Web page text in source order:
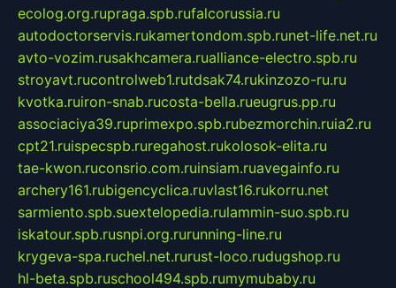
ecolog.org.rupraga.spb.rufalcorussia.ru
autodoctorservis.rukamertondom.spb.runet-life.net.ru
avto-vozim.rusakhcamera.rualliance-electro.spb.ru
stroyavt.rucontrolweb1.rutdsak74.rukinzozo-ru.ru
kvotka.ruiron-snab.rucosta-bella.rueugrus.pp.ru
associaciya39.ruprimexpo.spb.rubezmorchin.ruia2.ru
cpt21.ruispecspb.ruregahost.rukolosok-elita.ru
tae-kwon.ruconsrio.com.ruinsiam.ruavegainfo.ru
archery161.rubigencyclica.ruvlast16.rukorru.net
sarmiento.spb.suextelopedia.rulammin-suo.spb.ru
iskatour.spb.rusnpi.org.rurunning-line.ru
krygeva-spa.ruchel.net.rurust-loco.rudugshop.ru
hl-beta.spb.ruschool494.spb.rumymubaby.ru